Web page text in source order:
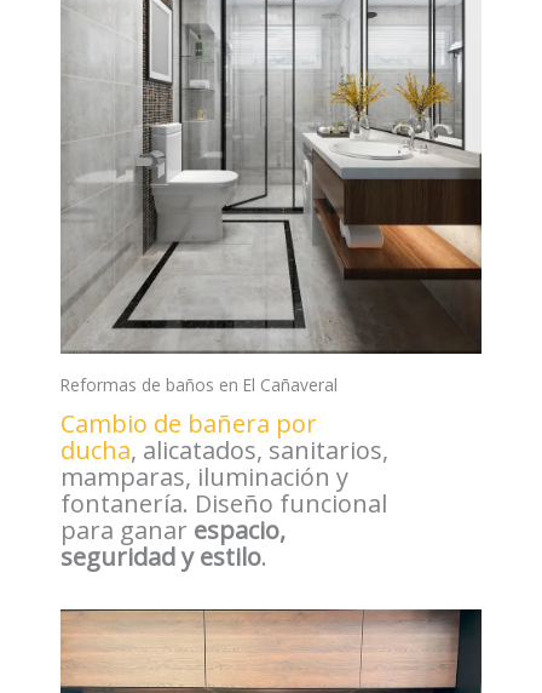
Reformas de baños en El Cañaveral
Cambio de bañera por
ducha, alicatados, sanitarios,
mamparas, iluminación y
fontanería. Diseño funcional
para ganar espacio,
seguridad y estilo.